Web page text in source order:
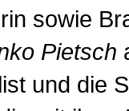
sowie
Pietsch
und die